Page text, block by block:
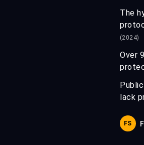
The
(2024)
Over
lack
FS